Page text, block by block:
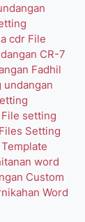
cdr File
CR-7
Fadhil
undangan
File setting
Files Setting
Template
word
Custom
Word